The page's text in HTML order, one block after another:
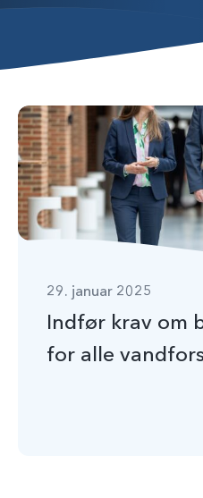
29. januar 2025
Indfør krav om
for alle